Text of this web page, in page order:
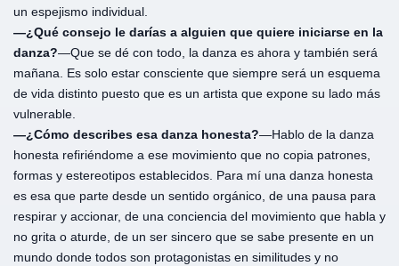
un espejismo individual.
—¿Qué consejo le darías a alguien que quiere iniciarse en la
danza?—Que se dé con todo, la danza es ahora y también será
mañana. Es solo estar consciente que siempre será un esquema
de vida distinto puesto que es un artista que expone su lado más
vulnerable.
—¿Cómo describes esa danza honesta?—Hablo de la danza
honesta refiriéndome a ese movimiento que no copia patrones,
formas y estereotipos establecidos. Para mí una danza honesta
es esa que parte desde un sentido orgánico, de una pausa para
respirar y accionar, de una conciencia del movimiento que habla y
no grita o aturde, de un ser sincero que se sabe presente en un
mundo donde todos son protagonistas en similitudes y no